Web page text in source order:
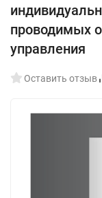
проводимых
управления
Оставить отзыв